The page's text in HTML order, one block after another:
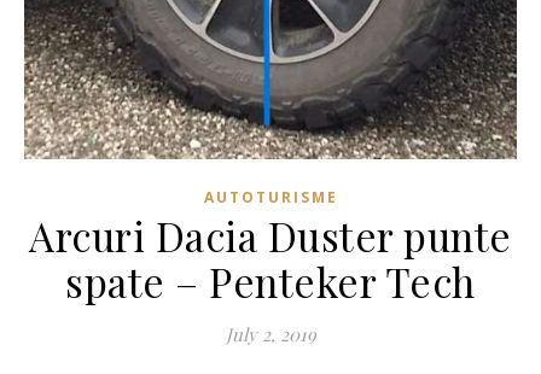
AUTOTURISME
Arcuri Dacia Duster punte
spate – Penteker Tech
July 2, 2019